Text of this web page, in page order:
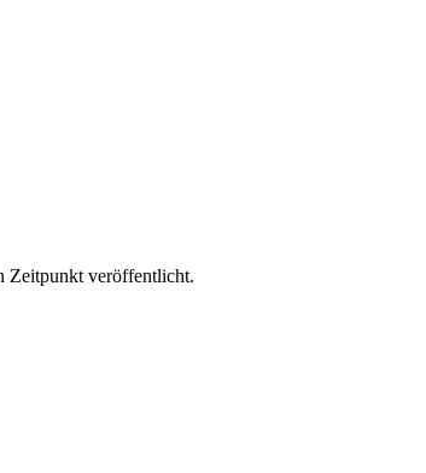
Zeitpunkt veröffentlicht.